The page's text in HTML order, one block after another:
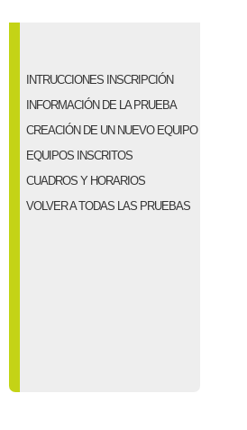
INTRUCCIONES INSCRIPCIÓN
INFORMACIÓN DE LA PRUEBA
CREACIÓN DE UN NUEVO EQUIPO
EQUIPOS INSCRITOS
CUADROS Y HORARIOS
VOLVER A TODAS LAS PRUEBAS